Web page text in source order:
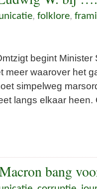
, folklore,
begint
meer waarover het
simpelweg
langs elkaar heen.
bang